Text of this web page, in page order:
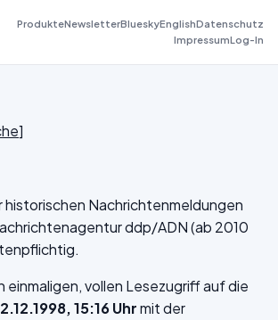
ProdukteNewsletterBlueskyEnglishDatenschutz
ImpressumLog-In
]
historischen Nachrichtenmeldungen
ddp/ADN (ab 2010
einmaligen, vollen Lesezugriff auf die
15:16 Uhrmit der